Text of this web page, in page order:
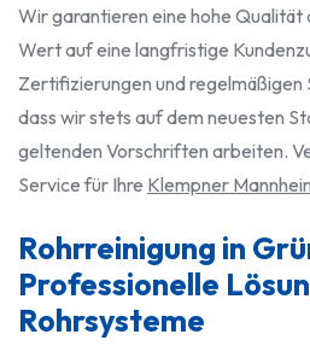
Wir garantieren eine hohe Qualität
Wert auf eine langfristige
Zertifizierungen und regelmäßigen
dass wir stets auf dem neuesten
geltenden Vorschriften arbeiten.
Service für Ihre Klempner
Rohrreinigung in
Professionelle
Rohrsysteme